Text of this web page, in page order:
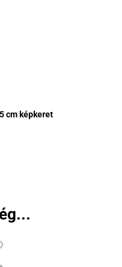
cm képkeret